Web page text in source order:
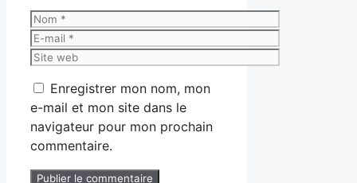
Nom
E-
mail
Site
Enregistrer mon nom, mon
e-mail et mon site dans le
navigateur pour mon prochain
commentaire.